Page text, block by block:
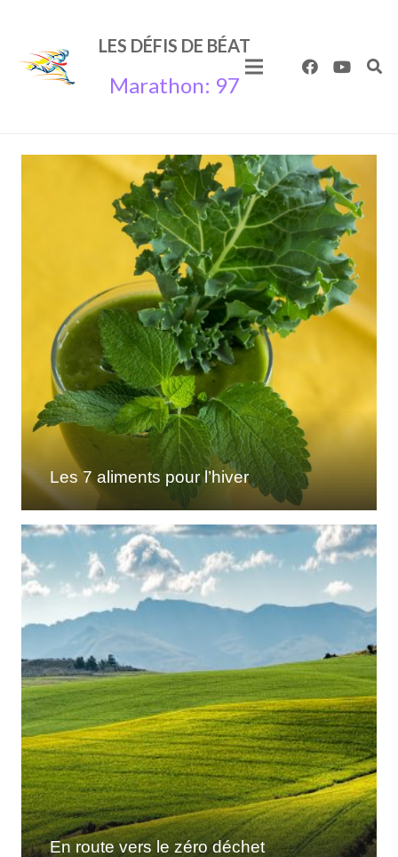
LES DÉFIS DE BÉAT
Marathon: 97
Les 7 aliments pour l’hiver
En route vers le zéro déchet